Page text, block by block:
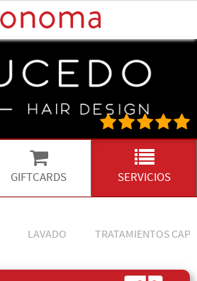
GIFTCARDS SERVICIOS
LAVADO TRATAMIENTOS